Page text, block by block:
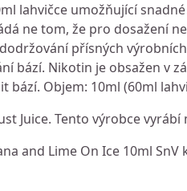
lahvičce umožňující
ne tom, že pro dosažení
přísných
bází. Nikotin je obsažen v
bází. Objem: 10ml (60ml
Juice. Tento výrobce
and Lime On Ice 10ml